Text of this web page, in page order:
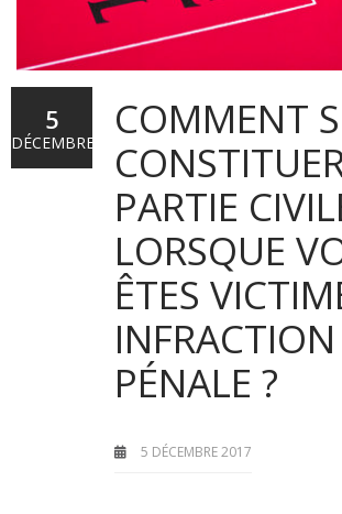
COMMENT
PARTIE
LORSQUE
ÊTES
INFRACTION
PÉNALE ?
5 DÉCEMBRE 2017
5
DÉCEMBRE